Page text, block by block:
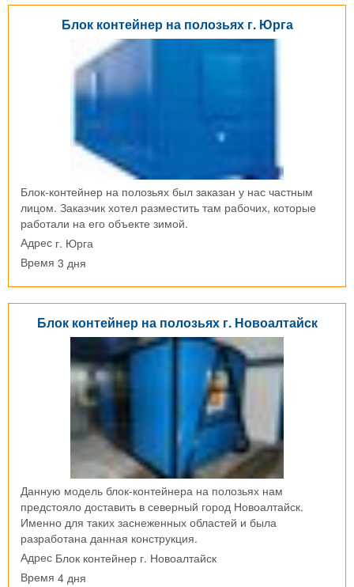
Блок контейнер на полозьях г. Юрга
Блок-контейнер на полозьях был заказан у нас частным
лицом. Заказчик хотел разместить там рабочих, которые
работали на его объекте зимой.
Адрес г. Юрга
Время 3 дня
Блок контейнер на полозьях г. Новоалтайск
Данную модель блок-контейнера на полозьях нам
предстояло доставить в северный город Новоалтайск.
Именно для таких заснеженных областей и была
разработана данная конструкция.
Адрес Блок контейнер г. Новоалтайск
Время 4 дня